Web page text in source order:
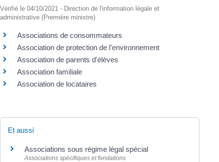
Vérifié le 04/10/2021 - Direction de l'information légale et
administrative (Première ministre)
Associations de consommateurs
Association de protection de l'environnement
Association de parents d'élèves
Association familiale
Association de locataires
Et aussi
Associations sous régime légal spécial
Associations spécifiques et fondations